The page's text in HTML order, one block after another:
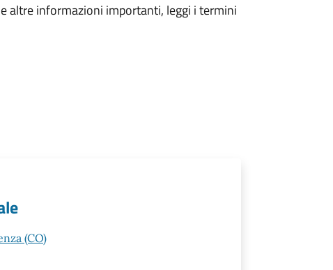
altre informazioni importanti, leggi i termini
(CO)